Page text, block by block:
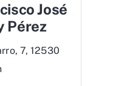
José
Pérez
7, 12530